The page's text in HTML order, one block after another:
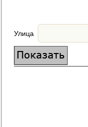
Улица